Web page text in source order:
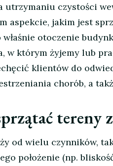
utrzymaniu czystości
aspekcie, jakim jest
otoczenie
w którym żyjemy lub
klientów do
chorób, a
tereny
od wielu czynników,
położenie (np.